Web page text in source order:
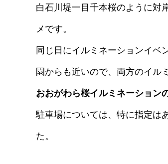
白石川堤一目千本桜のように対
メです。
同じ日にイルミネーションイベ
園からも近いので、両方のイル
おおがわら桜イルミネーション
駐車場については、特に指定は
た。